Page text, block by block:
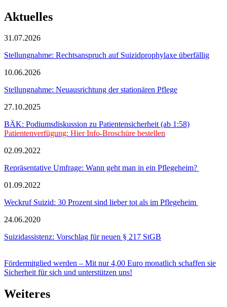
Aktuelles
31.07.2026
Stellungnahme: Rechtsanspruch auf Suizidprophylaxe überfällig
10.06.2026
Stellungnahme: Neuausrichtung der stationären Pflege
27.10.2025
BÄK: Podiumsdiskussion zu Patientensicherheit (ab 1:58)
Patientenverfügung: Hier Info-Broschüre bestellen
02.09.2022
Repräsentative Umfrage: Wann geht man in ein Pflegeheim?
01.09.2022
Weckruf Suizid: 30 Prozent sind lieber tot als im Pflegeheim
24.06.2020
Suizidassistenz: Vorschlag für neuen § 217 StGB
Fördermitglied werden – Mit nur 4,00 Euro monatlich schaffen sie
Sicherheit für sich und unterstützen uns!
Weiteres